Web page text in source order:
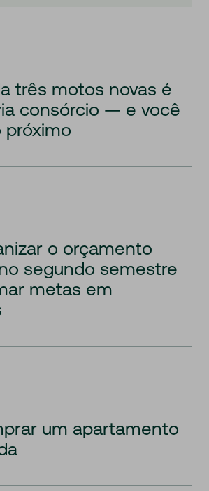
três motos novas é
consórcio — e você
próximo
o orçamento
segundo semestre
metas em
um apartamento